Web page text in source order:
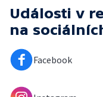
Události v
na
Facebook